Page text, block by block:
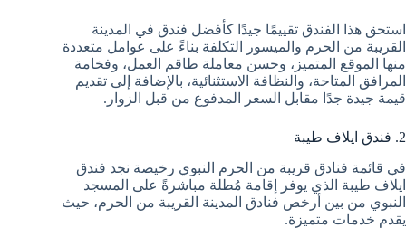
استحق هذا الفندق تقييمًا جيدًا كأفضل فندق في المدينة
القريبة من الحرم والميسور التكلفة بناءً على عوامل متعددة
منها الموقع المتميز، وحسن معاملة طاقم العمل، وفخامة
المرافق المتاحة، والنظافة الاستثنائية، بالإضافة إلى تقديم
قيمة جيدة جدًا مقابل السعر المدفوع من قبل الزوار.
2. فندق ايلاف طيبة
في قائمة فنادق قريبة من الحرم النبوي رخيصة نجد فندق
ايلاف طيبة الذي يوفر إقامة مُطلة مباشرةً على المسجد
النبوي من بين أرخص فنادق المدينة القريبة من الحرم، حيث
يقدم خدمات متميزة.